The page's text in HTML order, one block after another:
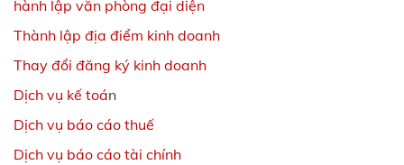
hành lập văn phòng đại diện
Thành lập địa điểm kinh doanh
Thay đổi đăng ký kinh doanh
Dịch vụ kế toán
Dịch vụ báo cáo thuế
Dịch vụ báo cáo tài chính